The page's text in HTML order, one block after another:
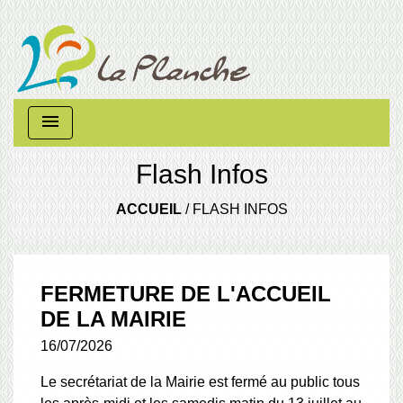
menu
Flash Infos
ACCUEIL/FLASH INFOS
FERMETURE DE L'ACCUEIL
DE LA MAIRIE
16/07/2026
Le secrétariat de la Mairie est fermé au public tous